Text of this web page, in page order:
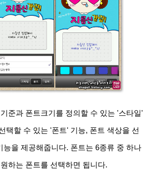
준과 폰트크기를 정의할 수 있는 '스타일'
택할 수 있는 '폰트' 기능, 폰트 색상을 선
능을 제공해줍니다. 폰트는 6종류 중 하나
하는 폰트를 선택하면 됩니다.